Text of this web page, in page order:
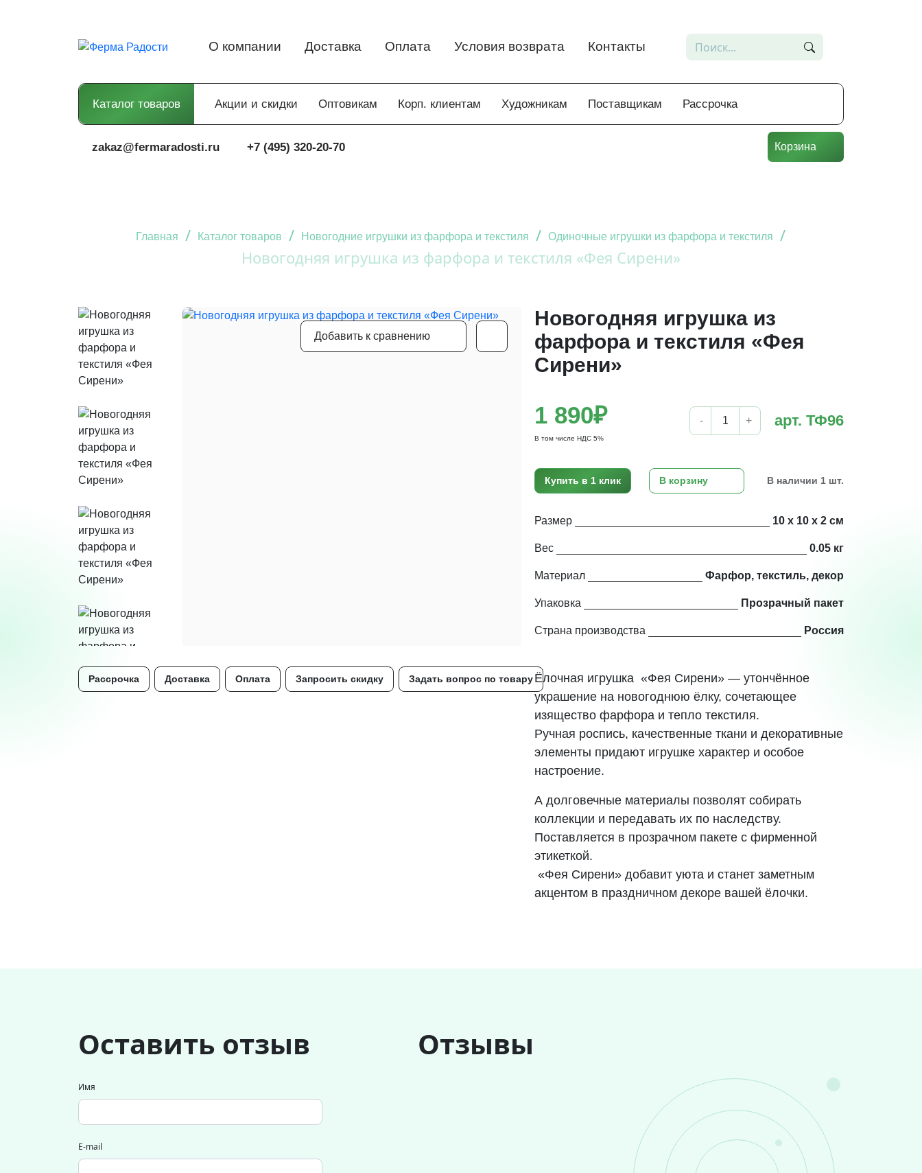
О компании Доставка Оплата Условия возврата Контакты
Каталог товаров Акции и скидки Оптовикам Корп. клиентам Художникам Поставщикам Рассрочка
zakaz@fermaradosti.ru +7 (495) 320-20-70 Корзина
Главная / Каталог товаров / Новогодние игрушки из фарфора и текстиля / Одиночные игрушки из фарфора и текстиля
/
Новогодняя игрушка из фарфора и текстиля «Фея Сирени»
Добавить к сравнению
Рассрочка Доставка Оплата Запросить скидку Задать вопрос по товару
Новогодняя игрушка из
фарфора и текстиля «Фея
Сирени»
1 890₽
В том числе НДС 5%
- + арт. ТФ96
Купить в 1 клик В корзину В наличии 1 шт.
Размер 10 х 10 х 2 см
Вес 0.05 кг
Материал Фарфор, текстиль, декор
Упаковка Прозрачный пакет
Страна производства Россия
Ёлочная игрушка «Фея Сирени» — утончённое
украшение на новогоднюю ёлку, сочетающее
изящество фарфора и тепло текстиля.
Ручная роспись, качественные ткани и декоративные
элементы придают игрушке характер и особое
настроение.
А долговечные материалы позволят собирать
коллекции и передавать их по наследству.
Поставляется в прозрачном пакете с фирменной
этикеткой.
«Фея Сирени» добавит уюта и станет заметным
акцентом в праздничном декоре вашей ёлочки.
Оставить отзыв
Имя
E-mail
Отзывы